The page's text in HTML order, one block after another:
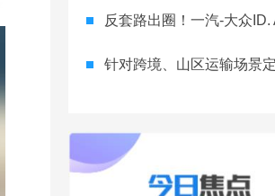
反套路出圈！一汽-大众ID. AURA T6将智舱首秀
针对跨境、山区运输场景定制 长城重卡G1050单驱版亮相工信